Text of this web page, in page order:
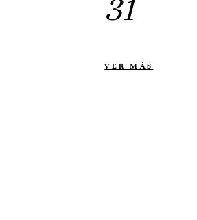
31
VER MÁS